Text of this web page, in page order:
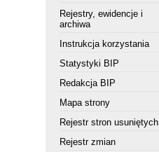
Rejestry, ewidencje i
archiwa
Instrukcja korzystania
Statystyki BIP
Redakcja BIP
Mapa strony
Rejestr stron usuniętych
Rejestr zmian